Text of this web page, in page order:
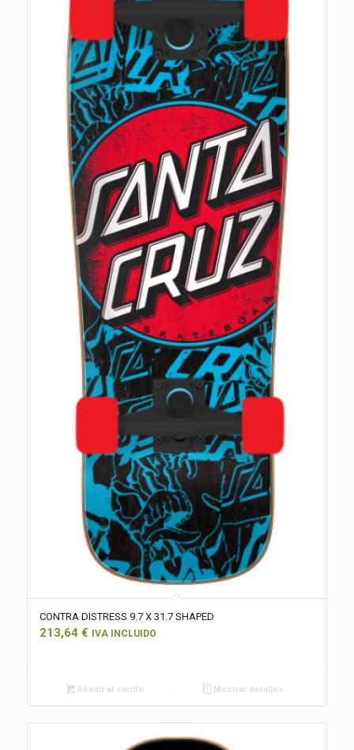
CONTRA DISTRESS 9.7 X 31.7 SHAPED
213,64 € IVA INCLUIDO
Añadir al carrito Mostrar detalles